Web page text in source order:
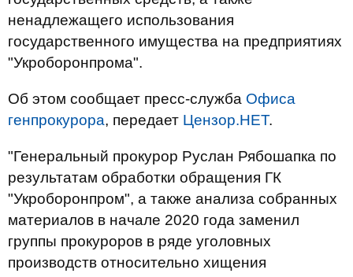
ненадлежащего использования
государственного имущества на предприятиях
"Укроборонпрома".
Об этом сообщает пресс-служба Офиса
генпрокурора, передает Цензор.НЕТ.
"Генеральный прокурор Руслан Рябошапка по
результатам обработки обращения ГК
"Укроборонпром", а также анализа собранных
материалов в начале 2020 года заменил
группы прокуроров в ряде уголовных
производств относительно хищения